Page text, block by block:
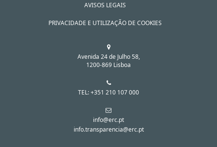
AVISOS LEGAIS
PRIVACIDADE E UTILIZAÇÃO DE COOKIES
Avenida 24 de Julho 58,
1200-869 Lisboa
TEL: +351 210 107 000
info@erc.pt
info.transparencia@erc.pt